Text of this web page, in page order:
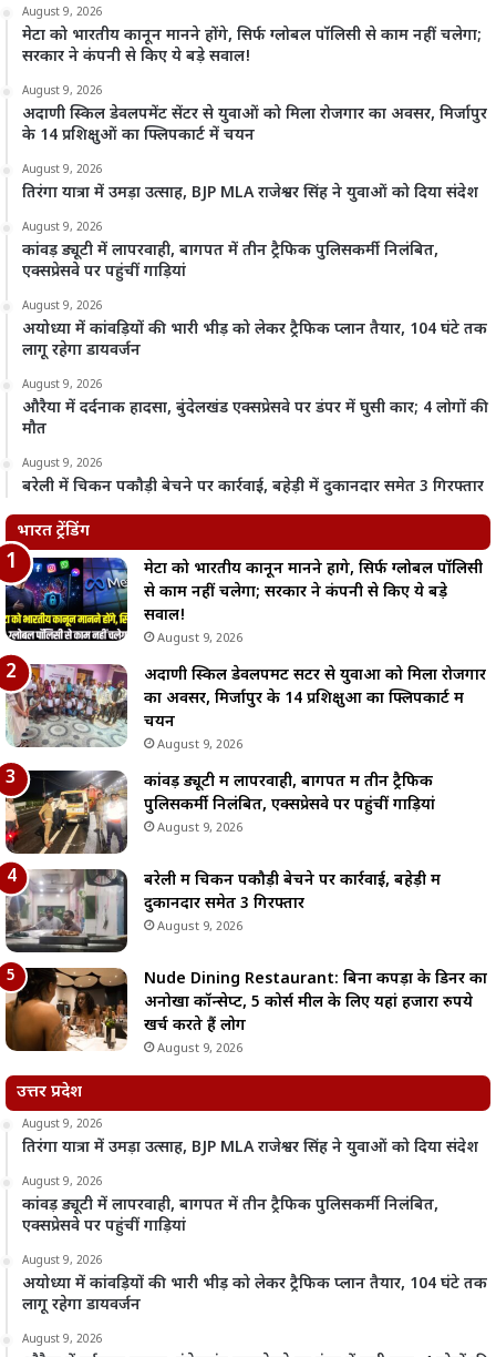
August 9, 2026
मेटा को भारतीय कानून मानने होंगे, सिर्फ ग्लोबल पॉलिसी से काम नहीं चलेगा;
सरकार ने कंपनी से किए ये बड़े सवाल!
August 9, 2026
अदाणी स्किल डेवलपमेंट सेंटर से युवाओं को मिला रोजगार का अवसर, मिर्जापुर
के 14 प्रशिक्षुओं का फ्लिपकार्ट में चयन
August 9, 2026
तिरंगा यात्रा में उमड़ा उत्साह, BJP MLA राजेश्वर सिंह ने युवाओं को दिया संदेश
August 9, 2026
कांवड़ ड्यूटी में लापरवाही, बागपत में तीन ट्रैफिक पुलिसकर्मी निलंबित,
एक्सप्रेसवे पर पहुंचीं गाड़ियां
August 9, 2026
अयोध्या में कांवड़ियों की भारी भीड़ को लेकर ट्रैफिक प्लान तैयार, 104 घंटे तक
लागू रहेगा डायवर्जन
August 9, 2026
औरैया में दर्दनाक हादसा, बुंदेलखंड एक्सप्रेसवे पर डंपर में घुसी कार; 4 लोगों की
मौत
August 9, 2026
बरेली में चिकन पकौड़ी बेचने पर कार्रवाई, बहेड़ी में दुकानदार समेत 3 गिरफ्तार
भारत ट्रेंडिंग
मेटा को भारतीय कानून मानने होंगे, सिर्फ ग्लोबल पॉलिसी
से काम नहीं चलेगा; सरकार ने कंपनी से किए ये बड़े
सवाल!
August 9, 2026
अदाणी स्किल डेवलपमेंट सेंटर से युवाओं को मिला रोजगार
का अवसर, मिर्जापुर के 14 प्रशिक्षुओं का फ्लिपकार्ट में
चयन
August 9, 2026
कांवड़ ड्यूटी में लापरवाही, बागपत में तीन ट्रैफिक
पुलिसकर्मी निलंबित, एक्सप्रेसवे पर पहुंचीं गाड़ियां
August 9, 2026
बरेली में चिकन पकौड़ी बेचने पर कार्रवाई, बहेड़ी में
दुकानदार समेत 3 गिरफ्तार
August 9, 2026
Nude Dining Restaurant: बिना कपड़ों के डिनर का
अनोखा कॉन्सेप्ट, 5 कोर्स मील के लिए यहां हजारों रुपये
खर्च करते हैं लोग
August 9, 2026
उत्तर प्रदेश
August 9, 2026
तिरंगा यात्रा में उमड़ा उत्साह, BJP MLA राजेश्वर सिंह ने युवाओं को दिया संदेश
August 9, 2026
कांवड़ ड्यूटी में लापरवाही, बागपत में तीन ट्रैफिक पुलिसकर्मी निलंबित,
एक्सप्रेसवे पर पहुंचीं गाड़ियां
August 9, 2026
अयोध्या में कांवड़ियों की भारी भीड़ को लेकर ट्रैफिक प्लान तैयार, 104 घंटे तक
लागू रहेगा डायवर्जन
August 9, 2026